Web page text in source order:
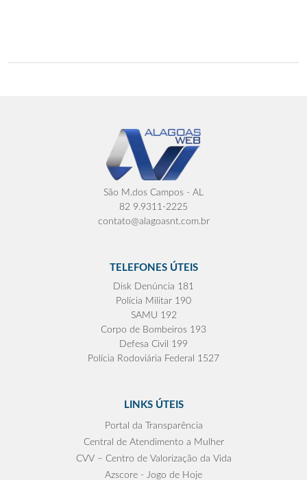
São M.dos Campos - AL
82 9.9311-2225
contato@alagoasnt.com.br
TELEFONES ÚTEIS
Disk Denúncia 181
Polícia Militar 190
SAMU 192
Corpo de Bombeiros 193
Defesa Civil 199
Polícia Rodoviária Federal 1527
LINKS ÚTEIS
Portal da Transparência
Central de Atendimento a Mulher
CVV – Centro de Valorização da Vida
Azscore - Jogo de Hoje